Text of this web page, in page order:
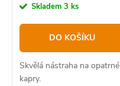
cena:Skladem 3 ks
DO KOŠÍKU
Skvělá nástraha na opatrné
kapry.